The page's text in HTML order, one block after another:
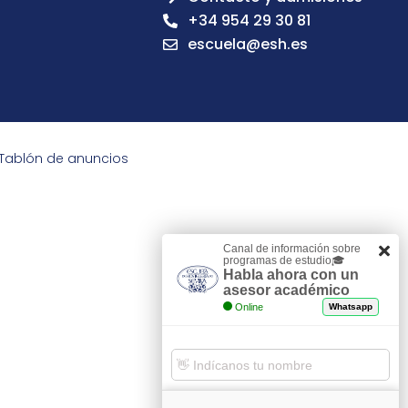
+34 954 29 30 81
escuela@esh.es
de anuncios
Canal de información sobre
programas de estudio🎓
Habla ahora con un
asesor académico
Online Whatsapp